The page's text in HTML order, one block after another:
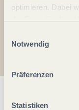
optimieren. Dabei
der Europäischen
jederzeit
ablehnen" kann
Notwendig
Präferenzen
Statistiken